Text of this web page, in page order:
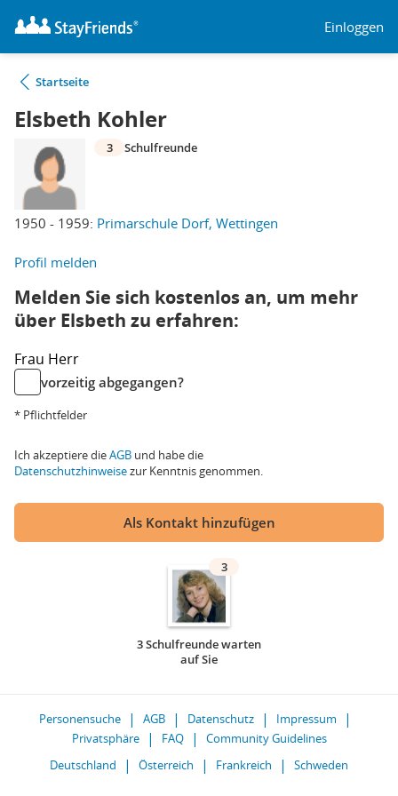
Einloggen
Startseite
Elsbeth Kohler
1950 - 1959: Primarschule Dorf, Wettingen
3 Schulfreunde
Profil melden
Melden Sie sich kostenlos an, um mehr
über Elsbeth zu erfahren:
Frau Herr
vorzeitig abgegangen?
* Pflichtfelder
Ich akzeptiere dieAGB und habe die
Datenschutzhinweisezur Kenntnis genommen.
Als Kontakt hinzufügen
3
3 Schulfreunde warten
auf Sie
Personensuche AGB Datenschutz
Impressum
Privatsphäre
FAQ
Community Guidelines
Deutschland
Österreich Frankreich Schweden